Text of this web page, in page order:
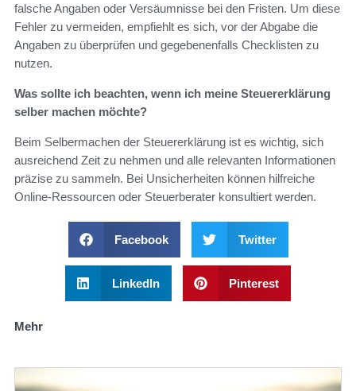
falsche Angaben oder Versäumnisse bei den Fristen. Um diese
Fehler zu vermeiden, empfiehlt es sich, vor der Abgabe die
Angaben zu überprüfen und gegebenenfalls Checklisten zu
nutzen.
Was sollte ich beachten, wenn ich meine Steuererklärung
selber machen möchte?
Beim Selbermachen der Steuererklärung ist es wichtig, sich
ausreichend Zeit zu nehmen und alle relevanten Informationen
präzise zu sammeln. Bei Unsicherheiten können hilfreiche
Online-Ressourcen oder Steuerberater konsultiert werden.
Facebook Twitter
LinkedIn Pinterest
Mehr